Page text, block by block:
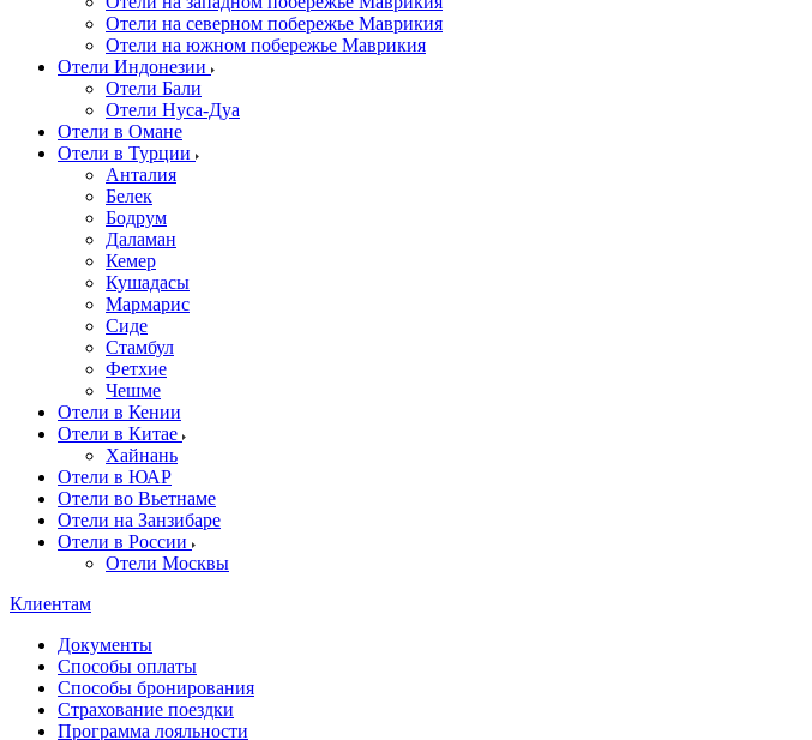
Отели на северном побережье Маврикия
Отели на южном побережье Маврикия
Отели Индонезии
Отели Бали
Отели Нуса-Дуа
Отели в Омане
Отели в Турции
Анталия
Белек
Бодрум
Даламан
Кемер
Кушадасы
Мармарис
Сиде
Стамбул
Фетхие
Чешме
Отели в Кении
Отели в Китае
Хайнань
Отели в ЮАР
Отели во Вьетнаме
Отели на Занзибаре
Отели в России
Отели Москвы
Клиентам
Документы
Способы оплаты
Способы бронирования
Страхование поездки
Программа лояльности